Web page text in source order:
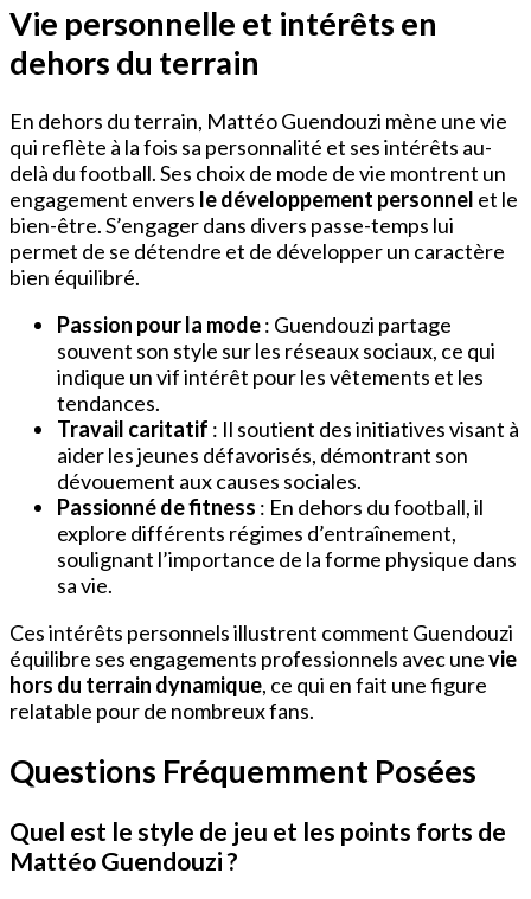
Vie personnelle et intérêts en
dehors du terrain
En dehors du terrain, Mattéo Guendouzi mène une vie
qui reflète à la fois sa personnalité et ses intérêts au-
delà du football. Ses choix de mode de vie montrent un
engagement envers le développement personnel et le
bien-être. S’engager dans divers passe-temps lui
permet de se détendre et de développer un caractère
bien équilibré.
Passion pour la mode: Guendouzi partage
souvent son style sur les réseaux sociaux, ce qui
indique un vif intérêt pour les vêtements et les
tendances.
Travail caritatif : Il soutient des initiatives visant à
aider les jeunes défavorisés, démontrant son
dévouement aux causes sociales.
Passionné de fitness : En dehors du football, il
explore différents régimes d’entraînement,
soulignant l’importance de la forme physique dans
sa vie.
Ces intérêts personnels illustrent comment Guendouzi
équilibre ses engagements professionnels avec unevie
hors du terrain dynamique, ce qui en fait une figure
relatable pour de nombreux fans.
Questions Fréquemment Posées
Quel est le style de jeu et les points forts de
Mattéo Guendouzi ?